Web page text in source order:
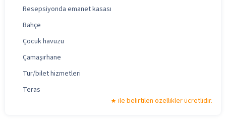
Resepsiyonda emanet kasası
Bahçe
Çocuk havuzu
Çamaşırhane
Tur/bilet hizmetleri
Teras
ile belirtilen özellikler ücretlidir.